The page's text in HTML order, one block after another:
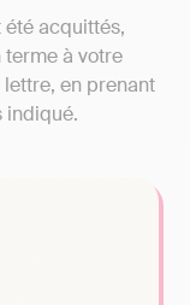
été acquittés,
à votre
en prenant
indiqué.